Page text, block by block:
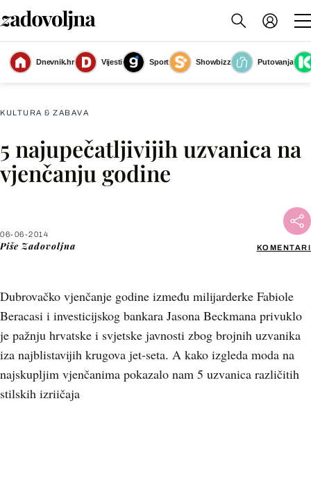
Dnevnik.hr Vijesti Sport Showbizz
Putovanja
Slika nije dostupna
KULTURA & ZABAVA
5 najupečatljivijih uzvanica na
vjenčanju godine
06-06-2014
Piše Zadovoljna KOMENTARI
Dubrovačko vjenčanje godine između milijarderke Fabiole
Beracasi i investicijskog bankara Jasona Beckmana privuklo
je pažnju hrvatske i svjetske javnosti zbog brojnih uzvanika
iza najblistavijih krugova jet-seta. A kako izgleda moda na
najskupljim vjenčanima pokazalo nam 5 uzvanica različitih
stilskih izriičaja
Facebook